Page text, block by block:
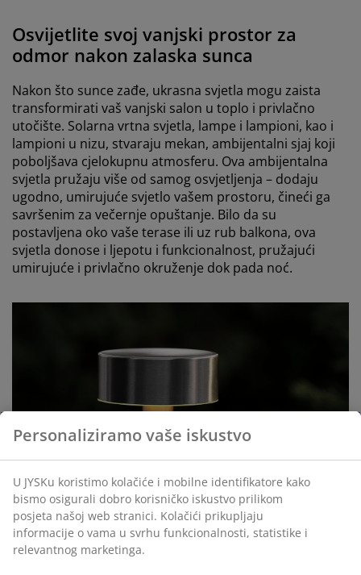
Osvijetlite svoj vanjski prostor za
odmor nakon zalaska sunca
Nakon što sunce zađe, ukrasna svjetla mogu zaista
transformirati vaš vanjski salon u toplo i privlačno
utočište. Solarna vrtna svjetla, lampe i lampioni, kao i
lampioni u nizu, stvaraju mekan, ambijentalni sjaj koji
poboljšava cjelokupnu atmosferu. Ova ambijentalna
svjetla pružaju više od samog osvjetljenja – dodaju
ugodno, umirujuće svjetlo vašem prostoru, čineći ga
savršenim za večernje opuštanje. Bilo da su
postavljena oko vaše terase ili uz rub balkona, ova
svjetla donose i ljepotu i funkcionalnost, pružajući
umirujuće i privlačno okruženje dok pada noć.
Personaliziramo vaše iskustvo
U JYSKu koristimo kolačiće i mobilne identifikatore kako
bismo osigurali dobro korisničko iskustvo prilikom
posjeta našoj web stranici. Kolačići prikupljaju
informacije o vama u svrhu funkcionalnosti, statistike i
relevantnog marketinga.